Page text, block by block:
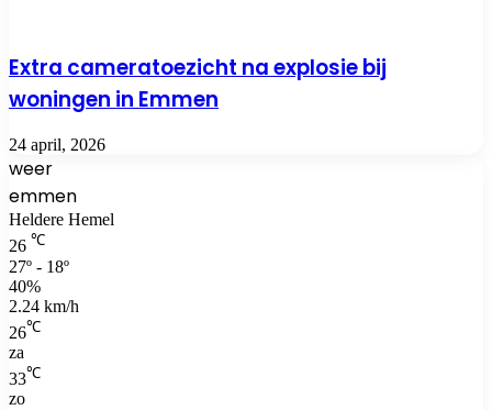
Extra cameratoezicht na explosie bij
woningen in Emmen
24 april, 2026
weer
emmen
Heldere Hemel
26 ℃
27º - 18º
40%
2.24 km/h
26℃
za
33℃
zo